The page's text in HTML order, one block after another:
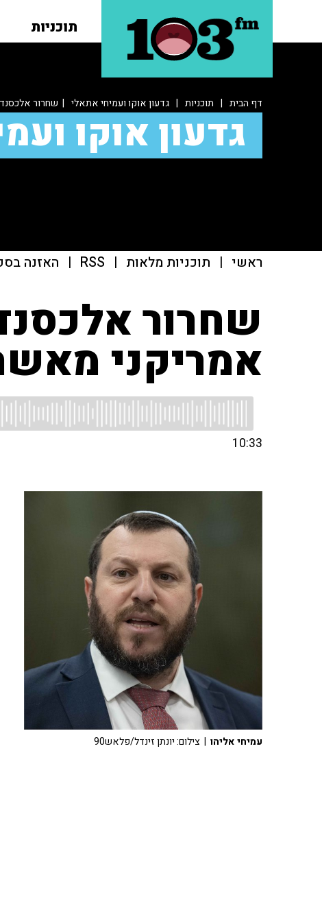
תוכניות
דף הבית | תוכניות | גדעון אוקו ועמיחי אתאלי | שחרור
גדעון אוקו
ראשי | תוכניות מלאות |
RSS
| האזנה
שחרור
אמריקני
10:33
עמיחי אליהו | צילום: יונתן זינדל/פלאש90